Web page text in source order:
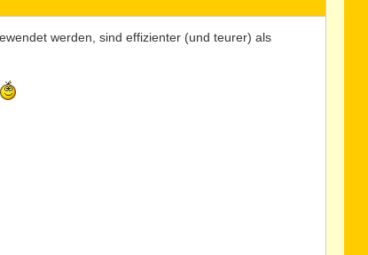
werden, sind effizienter (und teurer) als